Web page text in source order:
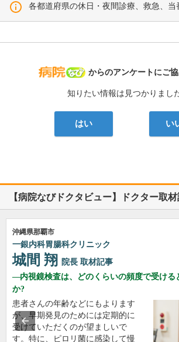
各都道府県の休日・夜間診療、救急、当
病院なび
からのアンケートにご協
知りたい情報は見つかりまし
はい い
【病院なびドクタビュー】ドクター取
沖縄県那覇市
一銀内科胃腸科クリニック
城間 翔 院長 取材記事
内視鏡検査は、どのくらいの頻度で受ける
か?
患者さんの年齢などにもよります
が、早期発見のためには定期的に
受けていただくのが望ましいで
す。特に、ピロリ菌に感染して慢